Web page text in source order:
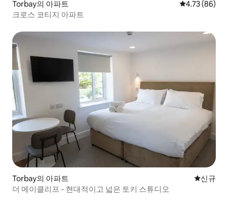
Torbay의 아파트 평점 4.73점(5
4.73 (86)
크로스 코티지 아파트
Torbay의 아파트 신규 숙소
신규
더 메이클리프 - 현대적이고 넓은 토키 스튜디오